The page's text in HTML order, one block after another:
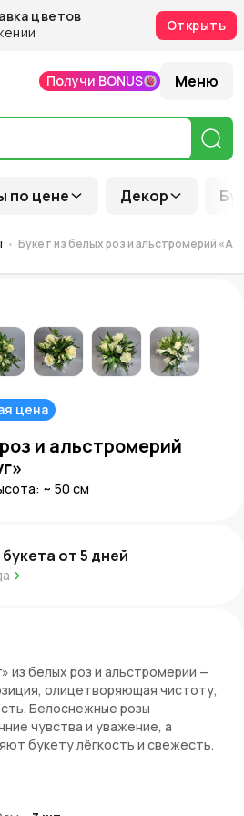
цветов
Открыть
по цене Декор
Получи BONUS Меню
Букет из белых роз и альстромерий
цена
и альстромерий
~ 50 см
от5 дней
из белых роз и альстромерий —
олицетворяющая чистоту,
Белоснежные розы
чувства и уважение, а
букету лёгкость и свежесть.
любого события.